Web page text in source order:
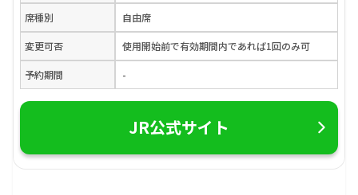
席種別
自由席
変更可否 使用開始前で有効期間内であれば1回のみ可
予約期間 -
JR公式サイト